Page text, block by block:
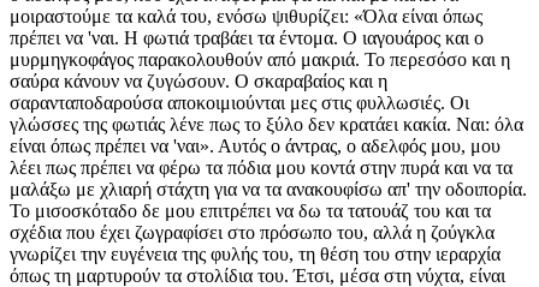
μοιραστούμε τα καλά του, ενόσω ψιθυρίζει: «Όλα είναι όπως
πρέπει να 'ναι. Η φωτιά τραβάει τα έντομα. Ο ιαγουάρος και ο
μυρμηγκοφάγος παρακολουθούν από μακριά. Το περεσόσο και η
σαύρα κάνουν να ζυγώσουν. Ο σκαραβαίος και η
σαρανταποδαρούσα αποκοιμιούνται μες στις φυλλωσιές. Οι
γλώσσες της φωτιάς λένε πως το ξύλο δεν κρατάει κακία. Ναι: όλα
είναι όπως πρέπει να 'ναι». Αυτός ο άντρας, ο αδελφός μου, μου
λέει πως πρέπει να φέρω τα πόδια μου κοντά στην πυρά και να τα
μαλάξω με χλιαρή στάχτη για να τα ανακουφίσω απ' την οδοιπορία.
Το μισοσκόταδο δε μου επιτρέπει να δω τα τατουάζ του και τα
σχέδια που έχει ζωγραφίσει στο πρόσωπο του, αλλά η ζούγκλα
γνωρίζει την ευγένεια της φυλής του, τη θέση του στην ιεραρχία
όπως τη μαρτυρούν τα στολίδια του. Έτσι, μέσα στη νύχτα, είναι